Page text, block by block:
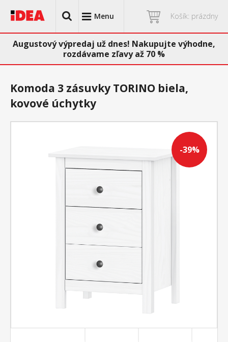
Menu Košík: prázdny
Augustový výpredaj už dnes! Nakupujte výhodne,
rozdávame zľavy až 70 %
-39%
Komoda 3 zásuvky TORINO biela,
kovové úchytky